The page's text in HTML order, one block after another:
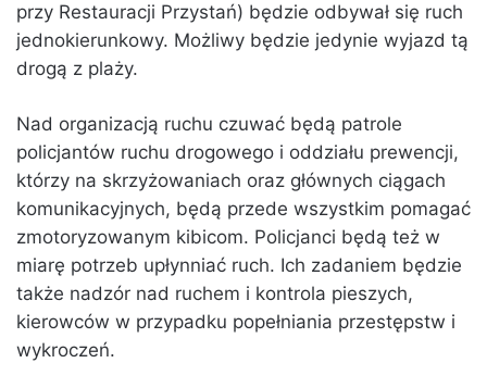
przy Restauracji Przystań) będzie odbywał się ruch
jednokierunkowy. Możliwy będzie jedynie wyjazd tą
drogą z plaży.
Nad organizacją ruchu czuwać będą patrole
policjantów ruchu drogowego i oddziału prewencji,
którzy na skrzyżowaniach oraz głównych ciągach
komunikacyjnych, będą przede wszystkim pomagać
zmotoryzowanym kibicom. Policjanci będą też w
miarę potrzeb upłynniać ruch. Ich zadaniem będzie
także nadzór nad ruchem i kontrola pieszych,
kierowców w przypadku popełniania przestępstw i
wykroczeń.